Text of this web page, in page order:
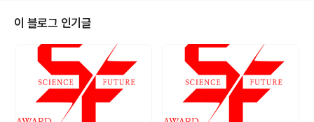
죽어버린다 김초엽 현대문학 월간 현대문학 2018 9월호
미러리즘 구병모 문학동네 단 하나의 문장 세상을 끝내는
데 필요한 점프의 횟수 심너울 안전가옥 대멸종 아직은 끝
이 아니야 고호관 아작 2018 환상문학웹진 거울 대표 중
단편선 ※ 김초엽 작가의 '나를 키우는 주인들은 너무 빨리
죽어버린다'는 이후 ..
이 블로그 인기글